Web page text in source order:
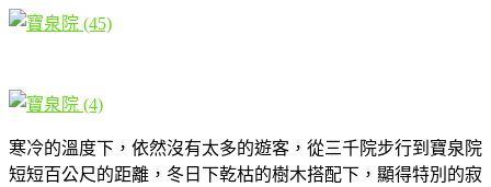
寒冷的溫度下，依然沒有太多的遊客，從三千院步行到寶泉院
短短百公尺的距離，冬日下乾枯的樹木搭配下，顯得特別的寂